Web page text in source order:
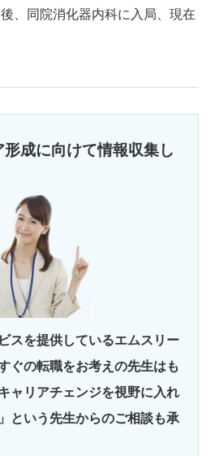
、同院消化器内科に入局、現在
成に向けて情報収集し
スを提供しているエムスリー
ぐの転職をお考えの先生はも
ャリアチェンジを視野に入れ
という先生からのご相談も承